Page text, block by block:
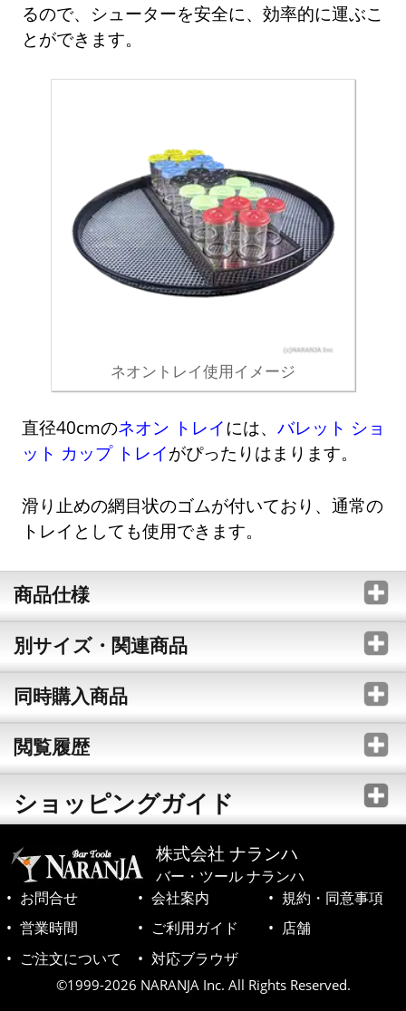
るので、シューターを安全に、効率的に運ぶこ
とができます。
ネオントレイ使用イメージ
直径40cmのネオン トレイには、バレット ショ
ット カップ トレイがぴったりはまります。
滑り止めの網目状のゴムが付いており、通常の
トレイとしても使用できます。
商品仕様
別サイズ・関連商品
同時購入商品
閲覧履歴
ショッピングガイド
株式会社 ナランハ
バー・ツール ナランハ
お問合せ
会社案内
規約・同意事項
営業時間
ご利用ガイド
店舗
ご注文について
対応ブラウザ
©1999-2026 NARANJA Inc. All Rights Reserved.